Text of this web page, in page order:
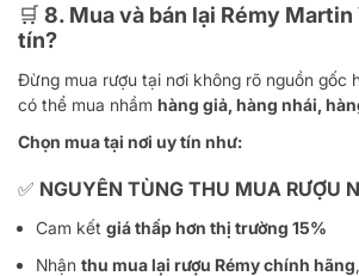
🛒 8. Mua và bán lại Rémy Martin
tín?
Đừng mua rượu tại nơi không rõ nguồn gốc
có thể mua nhầm hàng giả, hàng nhái,
Chọn mua tại nơi uy tín như:
✅ NGUYÊN TÙNG THU MUA RƯỢU
Cam kết giá thấp hơn thị trường 15%
Nhận thu mua lại rượu Rémy chính hãng